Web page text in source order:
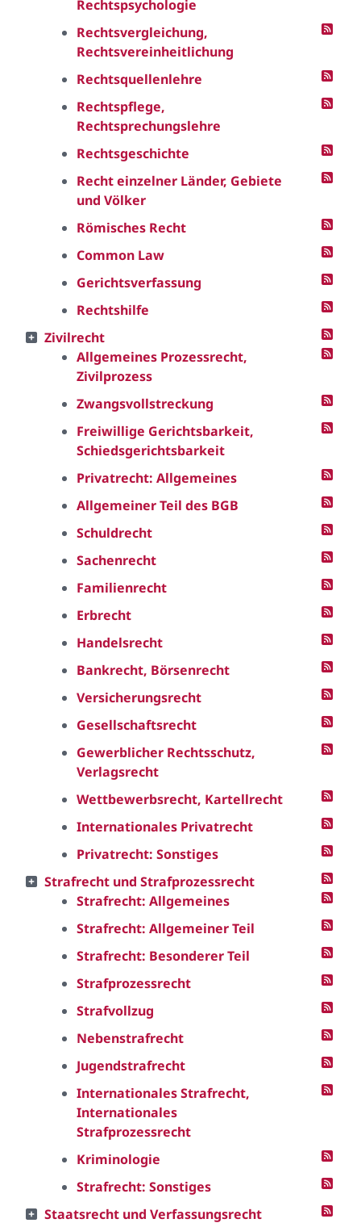
Rechtspsychologie
Rechtsvergleichung,
Rechtsvereinheitlichung
Rechtsquellenlehre
Rechtspflege,
Rechtsprechungslehre
Rechtsgeschichte
Recht einzelner Länder, Gebiete
und Völker
Römisches Recht
Common Law
Gerichtsverfassung
Rechtshilfe
Zivilrecht
Allgemeines Prozessrecht,
Zivilprozess
Zwangsvollstreckung
Freiwillige Gerichtsbarkeit,
Schiedsgerichtsbarkeit
Privatrecht: Allgemeines
Allgemeiner Teil des BGB
Schuldrecht
Sachenrecht
Familienrecht
Erbrecht
Handelsrecht
Bankrecht, Börsenrecht
Versicherungsrecht
Gesellschaftsrecht
Gewerblicher Rechtsschutz,
Verlagsrecht
Wettbewerbsrecht, Kartellrecht
Internationales Privatrecht
Privatrecht: Sonstiges
Strafrecht und Strafprozessrecht
Strafrecht: Allgemeines
Strafrecht: Allgemeiner Teil
Strafrecht: Besonderer Teil
Strafprozessrecht
Strafvollzug
Nebenstrafrecht
Jugendstrafrecht
Internationales Strafrecht,
Internationales
Strafprozessrecht
Kriminologie
Strafrecht: Sonstiges
Staatsrecht und Verfassungsrecht